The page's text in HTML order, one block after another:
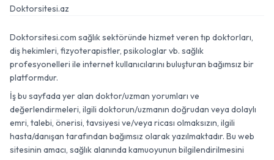
Doktorsitesi.az
Doktorsitesi.com sağlık sektöründe hizmet veren tıp doktorları,
diş hekimleri, fizyoterapistler, psikologlar vb. sağlık
profesyonelleri ile internet kullanıcılarını buluşturan bağımsız bir
platformdur.
İş bu sayfada yer alan doktor/uzman yorumları ve
değerlendirmeleri, ilgili doktorun/uzmanın doğrudan veya dolaylı
emri, talebi, önerisi, tavsiyesi ve/veya ricası olmaksızın, ilgili
hasta/danışan tarafından bağımsız olarak yazılmaktadır. Bu web
sitesinin amacı, sağlık alanında kamuoyunun bilgilendirilmesini